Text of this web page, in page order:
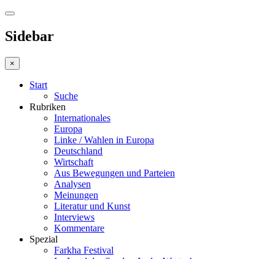
Sidebar
×
Start
Suche
Rubriken
Internationales
Europa
Linke / Wahlen in Europa
Deutschland
Wirtschaft
Aus Bewegungen und Parteien
Analysen
Meinungen
Literatur und Kunst
Interviews
Kommentare
Spezial
Farkha Festival